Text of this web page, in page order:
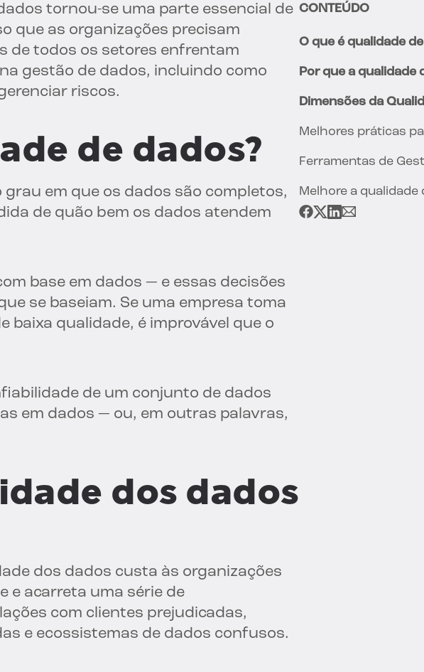
tornou-se uma parte essencial de
que as organizações precisam
de todos os setores enfrentam
gestão de dados, incluindo como
riscos.
de dados?
em que os dados são completos,
de quão bem os dados atendem
base em dados — e essas decisões
se baseiam. Se uma empresa toma
baixa qualidade, é improvável que o
de um conjunto de dados
em dados — ou, em outras palavras,
dos dados
dos dados custa às organizações
e acarreta uma série de
com clientes prejudicadas,
e ecossistemas de dados confusos.
CONTEÚDO
O que é qualidade
Por que a qualidade
Dimensões da
Melhores práticas
Ferramentas de
Melhore a qualidade